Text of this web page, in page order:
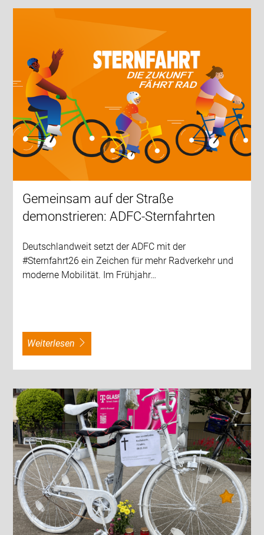
Gemeinsam auf der Straße
demonstrieren: ADFC-Sternfahrten
Deutschlandweit setzt der ADFC mit der
#Sternfahrt26 ein Zeichen für mehr Radverkehr und
moderne Mobilität. Im Frühjahr…
weiterlesen